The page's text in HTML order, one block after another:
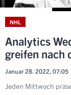
NHL
Analytics
greifen nach
Januar 28. 2022, 07:05
Jeden Mittwoch